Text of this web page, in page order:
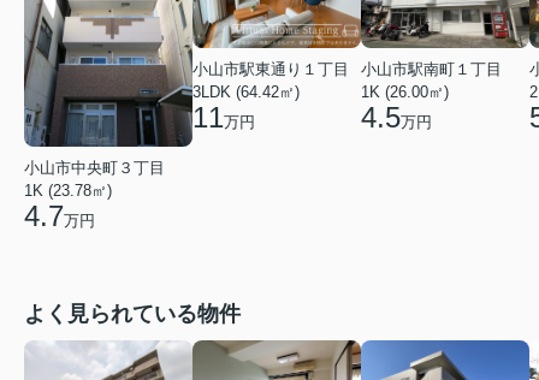
小山市中央町３丁目
1K (23.78㎡)
4.7万円
小山市駅東通り１丁目
3LDK (64.42㎡)
11万円
小山市駅南町１丁目
1K (26.00㎡)
4.5万円
よく見られている物件